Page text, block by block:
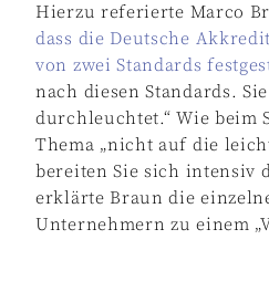
Hierzu referierte Marco
dass die Deutsche
von zwei Standards
nach diesen Standards.
durchleuchtet.“ Wie beim
Thema „nicht auf die
bereiten Sie sich intensiv
erklärte Braun die
Unternehmern zu einem